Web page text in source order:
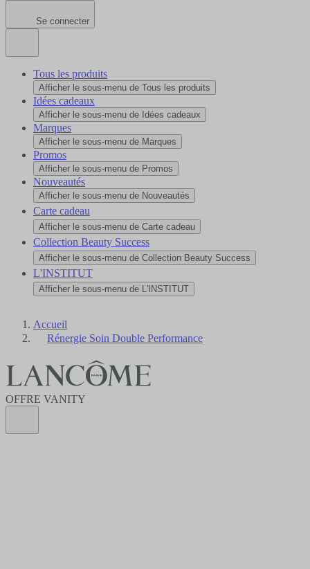
Se connecter
Tous les produits
Afficher le sous-menu de Tous les produits
Idées cadeaux
Afficher le sous-menu de Idées cadeaux
Marques
Afficher le sous-menu de Marques
Promos
Afficher le sous-menu de Promos
Nouveautés
Afficher le sous-menu de Nouveautés
Carte cadeau
Afficher le sous-menu de Carte cadeau
Collection Beauty Success
Afficher le sous-menu de Collection Beauty Success
L'INSTITUT
Afficher le sous-menu de L'INSTITUT
Accueil
Rénergie Soin Double Performance
OFFRE VANITY